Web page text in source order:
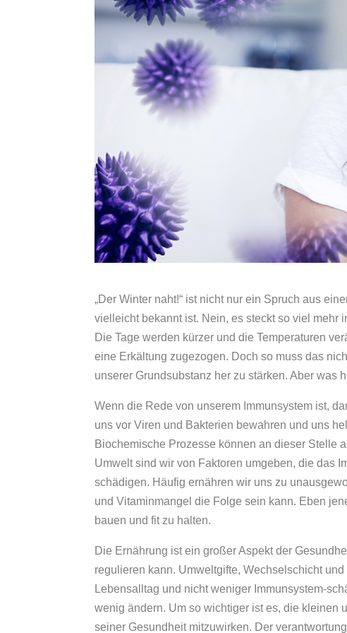
„Der Winter naht!“ ist nicht nur ein Spruch aus
vielleicht bekannt ist. Nein, es steckt so viel mehr
Die Tage werden kürzer und die Temperaturen
eine Erkältung zugezogen. Doch so muss das
unserer Grundsubstanz her zu stärken. Aber was
Wenn die Rede von unserem Immunsystem ist,
uns vor Viren und Bakterien bewahren und uns
Biochemische Prozesse können an dieser Stelle
Umwelt sind wir von Faktoren umgeben, die das
schädigen. Häufig ernähren wir uns zu
und Vitaminmangel die Folge sein kann. Eben
bauen und fit zu halten.
Die Ernährung ist ein großer Aspekt der
regulieren kann. Umweltgifte, Wechselschicht
Lebensalltag und nicht weniger Immunsystem-
wenig ändern. Um so wichtiger ist es, die kleinen
seiner Gesundheit mitzuwirken. Der